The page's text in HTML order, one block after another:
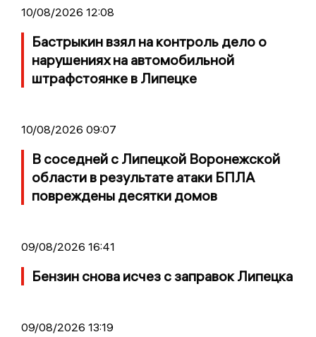
10/08/2026 12:08
Бастрыкин взял на контроль дело о
нарушениях на автомобильной
штрафстоянке в Липецке
10/08/2026 09:07
В соседней с Липецкой Воронежской
области в результате атаки БПЛА
повреждены десятки домов
09/08/2026 16:41
Бензин снова исчез с заправок Липецка
09/08/2026 13:19